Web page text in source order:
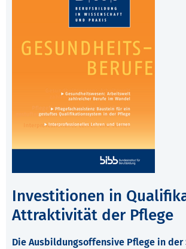
Investitionen in
Attraktivität der Pflege
Die Ausbildungsoffensive Pflege in der